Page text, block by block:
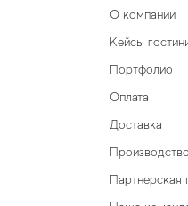
О компании
Кейсы
Портфолио
Оплата
Доставка
Производство
Партнерская